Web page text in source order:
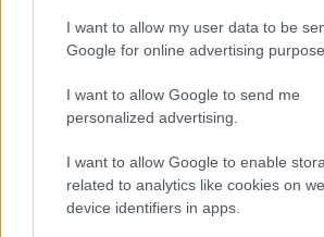
I want to allow my user data to be
Google for online advertising
I want to allow Google to send me
personalized advertising.
I want to allow Google to enable
related to analytics like cookies on
device identifiers in apps.
közeledve is felhasználhattak volna.
úgy döntött, hogy a legjobb az, ha
nem is beszélnek megjelenési
nem lesznek a céljaik eléréséhez.
Ez alapján úgy tűnik, csak
konkrétumokat, amikor a srácok már
a nagy napig hátralévő idő elég